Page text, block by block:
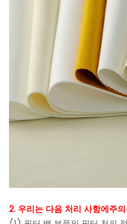
2. 우리는 다음 처리 사항에주